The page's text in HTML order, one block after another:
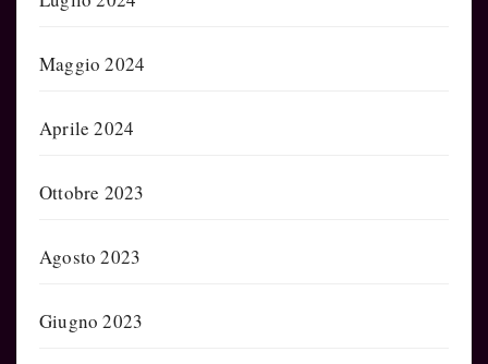
Maggio 2024
Aprile 2024
Ottobre 2023
Agosto 2023
Giugno 2023